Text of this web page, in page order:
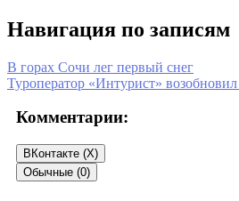
Навигация по записям
В горах Сочи лег первый снег
Туроператор «Интурист»
Комментарии:
ВКонтакте (X)
Обычные (0)